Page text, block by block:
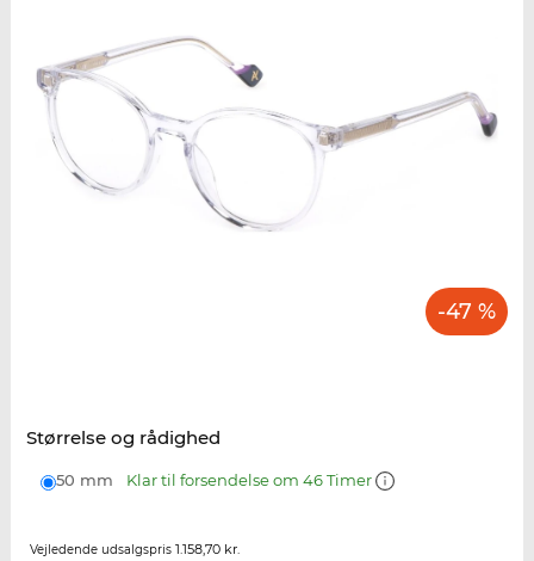
-47 %
Størrelse og rådighed
50 mm Klar til forsendelse om 46 Timer
Vejledende udsalgspris 1.158,70 kr.